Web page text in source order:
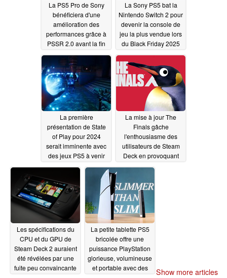
La PS5 Pro de Sony
bénéficiera d'une
amélioration des
performances grâce à
PSSR 2.0 avant la fin
du mois de mars
01/15/2026
La Sony PS5 bat la
Nintendo Switch 2 pour
devenir la console de
jeu la plus vendue lors
du Black Friday 2025
12/08/2025
La première
présentation de State
of Play pour 2024
serait imminente avec
des jeux PS5 à venir
comme Sonic
Generations Remaster,
Judas, et plus encore
01/30/2024
La mise à jour The
Finals gâche
l'enthousiasme des
utilisateurs de Steam
Deck en provoquant
des pannes de jeu et
vocal sur SteamOS et
Linux
Les spécifications du
CPU et du GPU de
Steam Deck 2 auraient
été révélées par une
fuite peu convaincante
La petite tablette PS5
bricolée offre une
puissance PlayStation
glorieuse, volumineuse
et portable avec des
Show more articles